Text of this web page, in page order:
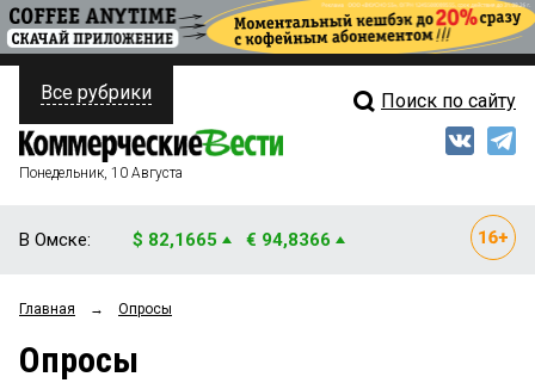
ПОЛИТИКА
ФИНАНСЫ
ОБЩЕСТВО
ЗАКОН
Свежий выпуск
Все рубрики Поиск по сайту
Понедельник, 10 Августа
В Омске: $ 82,1665 € 94,8366
Главная → Опросы
Опросы